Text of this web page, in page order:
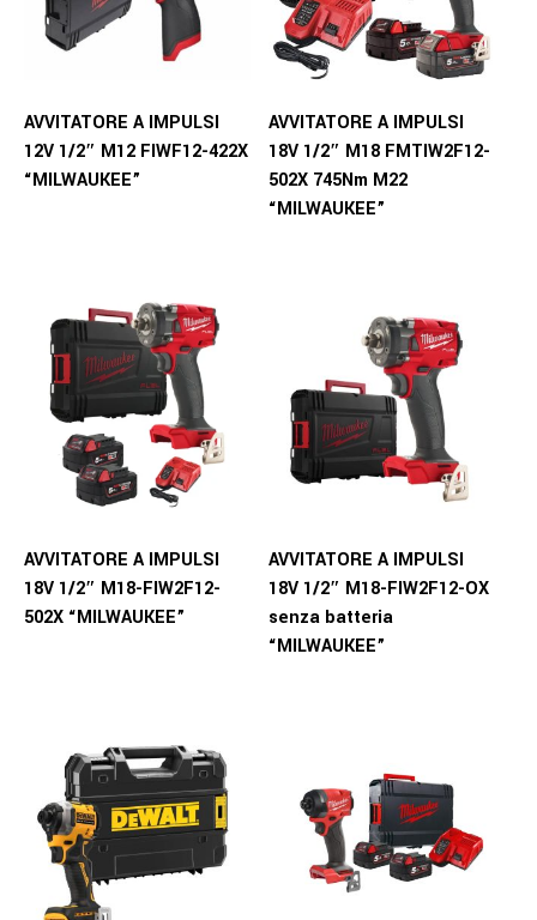
AVVITATORE A IMPULSI
12V 1/2″ M12 FIWF12-422X
“MILWAUKEE”
AVVITATORE A IMPULSI
18V 1/2″ M18 FMTIW2F12-
502X 745Nm M22
“MILWAUKEE”
AVVITATORE A IMPULSI
18V 1/2″ M18-FIW2F12-
502X “MILWAUKEE”
AVVITATORE A IMPULSI
18V 1/2″ M18-FIW2F12-OX
senza batteria
“MILWAUKEE”